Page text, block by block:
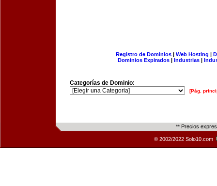
Registro de Dominios| Web Hosting |
Dominios Expirados | Industrias |
Categorías de Dominio:
[Pág.
** Precios
© 2002/2022 Solo10.com